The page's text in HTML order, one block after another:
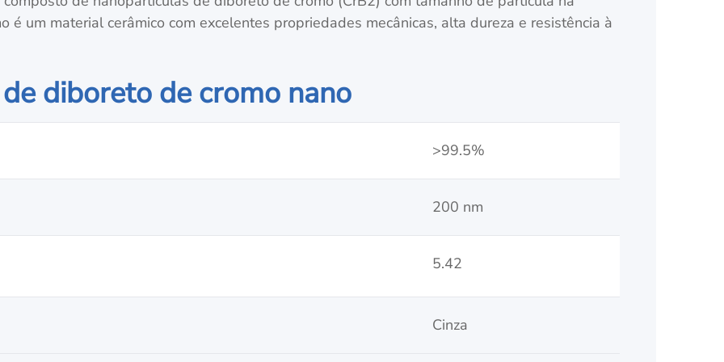
é um material cerâmico com excelentes propriedades mecânicas, alta dureza e resistência à
diboreto de cromo nano
>99.5%
200 nm
5.42
Cinza